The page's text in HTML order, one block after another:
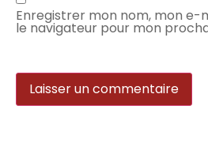
Enregistrer mon nom, mon e-
le navigateur pour mon